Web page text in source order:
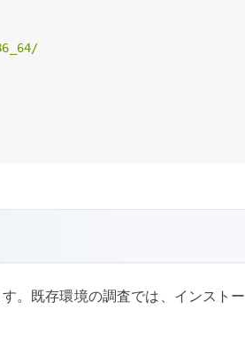
。既存環境の調査では、インスト